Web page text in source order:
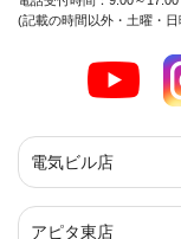
(記載の時間以外・土曜・
電気ビル店
アピタ東店